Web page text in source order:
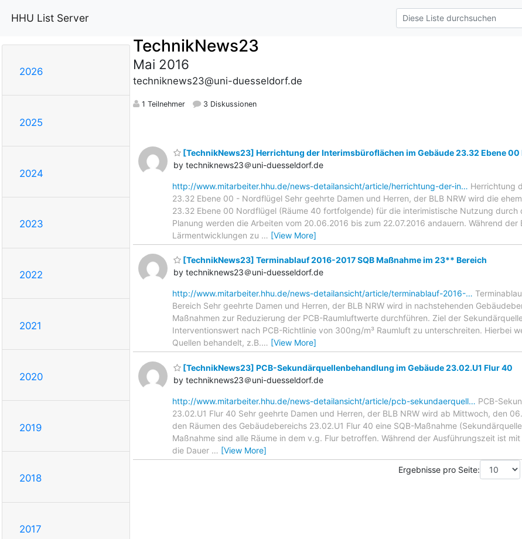
HHU List Server
2026
2025
2024
2023
2022
2021
2020
2019
2018
2017
TechnikNews23
Mai 2016
techniknews23@uni-duesseldorf.de
1 Teilnehmer 3 Diskussionen
[TechnikNews23] Herrichtung der Interimsbüroflächen im Gebäude 23.32 Ebene
by techniknews23＠uni-duesseldorf.de
http://www.mitarbeiter.hhu.de/news-detailansicht/article/herrichtung-der-in… Herrichtung
23.32 Ebene 00 - Nordflügel Sehr geehrte Damen und Herren, der BLB NRW wird die
23.32 Ebene 00 Nordflügel (Räume 40 fortfolgende) für die interimistische Nutzung durch
Planung werden die Arbeiten vom 20.06.2016 bis zum 22.07.2016 andauern. Während der
Lärmentwicklungen zu … [View More]
[TechnikNews23] Terminablauf 2016-2017 SQB Maßnahme im 23** Bereich
by techniknews23＠uni-duesseldorf.de
http://www.mitarbeiter.hhu.de/news-detailansicht/article/terminablauf-2016-…
Bereich Sehr geehrte Damen und Herren, der BLB NRW wird in nachstehenden
Maßnahmen zur Reduzierung der PCB-Raumluftwerte durchführen. Ziel der
Interventionswert nach PCB-Richtlinie von 300ng/m³ Raumluft zu unterschreiten. Hierbei
Quellen behandelt, z.B.… [View More]
[TechnikNews23] PCB-Sekundärquellenbehandlung im Gebäude 23.02.U1 Flur 40
by techniknews23＠uni-duesseldorf.de
http://www.mitarbeiter.hhu.de/news-detailansicht/article/pcb-sekundaerquell… PCB-
23.02.U1 Flur 40 Sehr geehrte Damen und Herren, der BLB NRW wird ab Mittwoch, den
den Räumen des Gebäudebereichs 23.02.U1 Flur 40 eine SQB-Maßnahme
Maßnahme sind alle Räume in dem v.g. Flur betroffen. Während der Ausführungszeit ist
die Dauer … [View More]
Ergebnisse pro Seite: